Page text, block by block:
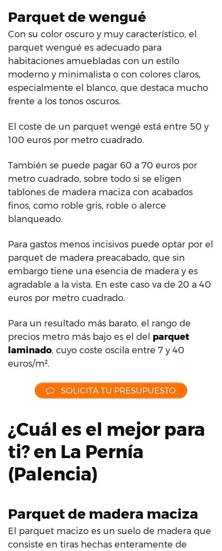
Parquet de wengué
Con su color oscuro y muy característico, el
parquet wengué es adecuado para
habitaciones amuebladas con un estilo
moderno y minimalista o con colores claros,
especialmente el blanco, que destaca mucho
frente a los tonos oscuros.
El coste de un parquet wengé está entre 50 y
100 euros por metro cuadrado.
También se puede pagar 60 a 70 euros por
metro cuadrado, sobre todo si se eligen
tablones de madera maciza con acabados
finos, como roble gris, roble o alerce
blanqueado.
Para gastos menos incisivos puede optar por el
parquet de madera preacabado, que sin
embargo tiene una esencia de madera y es
agradable a la vista. En este caso va de 20 a 40
euros por metro cuadrado.
Para un resultado más barato, el rango de
precios metro más bajo es el del parquet
laminado, cuyo coste oscila entre 7 y 40
euros/m².
SOLICITA TU PRESUPUESTO
¿Cuál es el mejor para
ti? en La Pernía
(Palencia)
Parquet de madera maciza
El parquet macizo es un suelo de madera que
consiste en tiras hechas enteramente de